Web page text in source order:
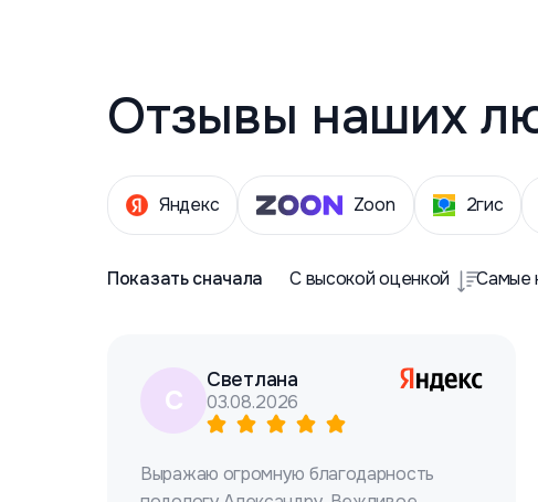
Отзывы наших
Яндекс Zoon 2гис
Показать сначала С высокой оценкой Самые
С
Светлана
03.08.2026
Выражаю огромную благодарность